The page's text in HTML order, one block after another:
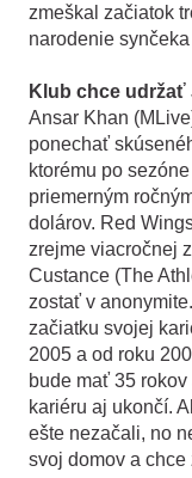
zmeškal začiatok
narodenie
Klub chce udržať
Ansar Khan
ponechať
ktorému po
priemerným
dolárov. Red
zrejme viacročnej
Custance (The
zostať v
začiatku svojej
2005 a od roku
bude mať 35
kariéru aj ukončí.
ešte nezačali, no
svoj domov a chce